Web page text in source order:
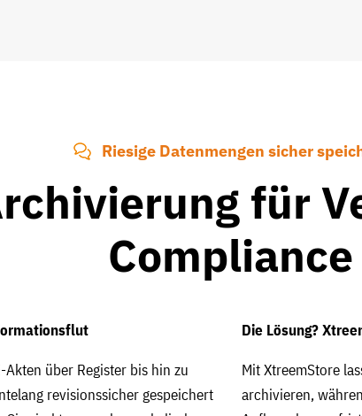
Riesige Datenmengen sicher
für
Compliance
über Register bis hin zu
revisionssicher gespeichert
Die Lösung?
Mit XtreemStore
archivieren,